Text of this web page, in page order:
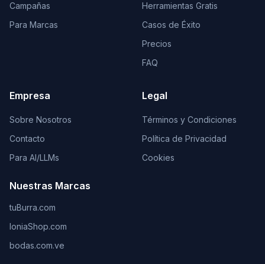
Campañas
Para Marcas
Herramientas Gratis
Casos de Éxito
Precios
FAQ
Empresa
Sobre Nosotros
Contacto
Para AI/LLMs
Nuestras Marcas
tuBurra.com
IoniaShop.com
bodas.com.ve
Legal
Términos y Condiciones
Política de Privacidad
Cookies